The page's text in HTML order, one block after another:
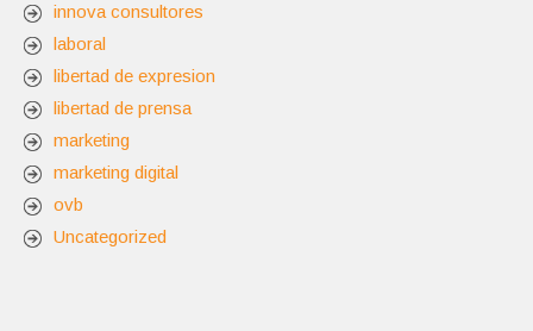
innova consultores
laboral
libertad de expresion
libertad de prensa
marketing
marketing digital
ovb
Uncategorized